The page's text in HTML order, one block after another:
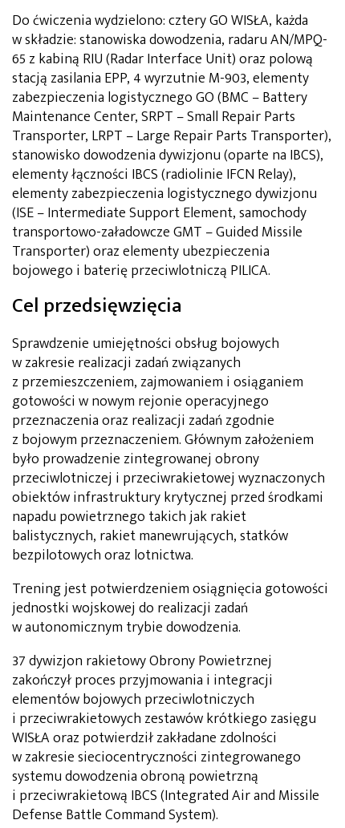
Do ćwiczenia wydzielono: cztery GO WISŁA, każda
w składzie: stanowiska dowodzenia, radaru AN/MPQ-
65 z kabiną RIU (Radar Interface Unit) oraz polową
stacją zasilania EPP, 4 wyrzutnie M-903, elementy
zabezpieczenia logistycznego GO (BMC – Battery
Maintenance Center, SRPT – Small Repair Parts
Transporter, LRPT – Large Repair Parts Transporter),
stanowisko dowodzenia dywizjonu (oparte na IBCS),
elementy łączności IBCS (radiolinie IFCN Relay),
elementy zabezpieczenia logistycznego dywizjonu
(ISE – Intermediate Support Element, samochody
transportowo-załadowcze GMT – Guided Missile
Transporter) oraz elementy ubezpieczenia
bojowego i baterię przeciwlotniczą PILICA.
Cel przedsięwzięcia
Sprawdzenie umiejętności obsług bojowych
w zakresie realizacji zadań związanych
z przemieszczeniem, zajmowaniem i osiąganiem
gotowości w nowym rejonie operacyjnego
przeznaczenia oraz realizacji zadań zgodnie
z bojowym przeznaczeniem. Głównym założeniem
było prowadzenie zintegrowanej obrony
przeciwlotniczej i przeciwrakietowej wyznaczonych
obiektów infrastruktury krytycznej przed środkami
napadu powietrznego takich jak rakiet
balistycznych, rakiet manewrujących, statków
bezpilotowych oraz lotnictwa.
Trening jest potwierdzeniem osiągnięcia gotowości
jednostki wojskowej do realizacji zadań
w autonomicznym trybie dowodzenia.
37 dywizjon rakietowy Obrony Powietrznej
zakończył proces przyjmowania i integracji
elementów bojowych przeciwlotniczych
i przeciwrakietowych zestawów krótkiego zasięgu
WISŁA oraz potwierdził zakładane zdolności
w zakresie sieciocentryczności zintegrowanego
systemu dowodzenia obroną powietrzną
i przeciwrakietową IBCS (Integrated Air and Missile
Defense Battle Command System).